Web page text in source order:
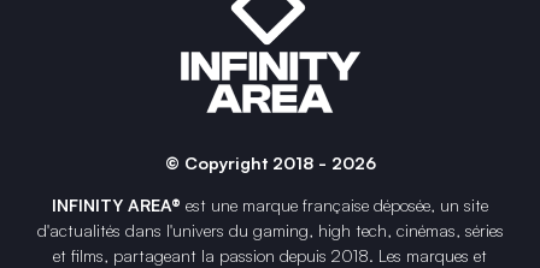
© Copyright 2018 - 2026
INFINITY AREA® est une marque française déposée, un site
d'actualités dans l'univers du gaming, high tech, cinémas, séries
et films, partageant la passion depuis 2018. Les marques et